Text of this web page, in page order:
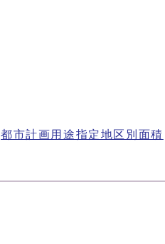
都市計画用途指定地区別面積